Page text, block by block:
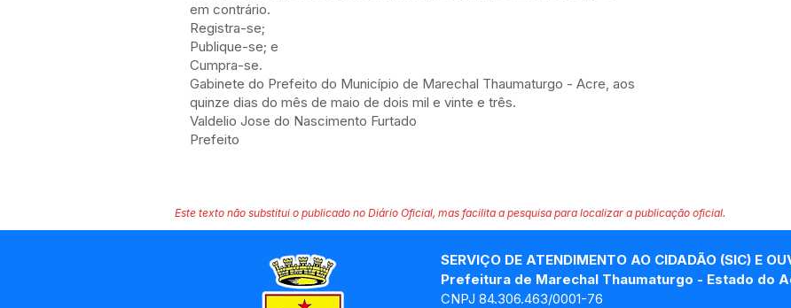
em contrário.
Registra-se;
Publique-se; e
Cumpra-se.
Gabinete do Prefeito do Município de Marechal Thaumaturgo - Acre, aos
quinze dias do mês de maio de dois mil e vinte e três.
Valdelio Jose do Nascimento Furtado
Prefeito
Este texto não substitui o publicado no Diário Oficial, mas facilita a pesquisa para localizar a publicação oficial.
SERVIÇO DE ATENDIMENTO AO CIDADÃO (SIC) E
Prefeitura de Marechal Thaumaturgo - Estado do
CNPJ 84.306.463/0001-76